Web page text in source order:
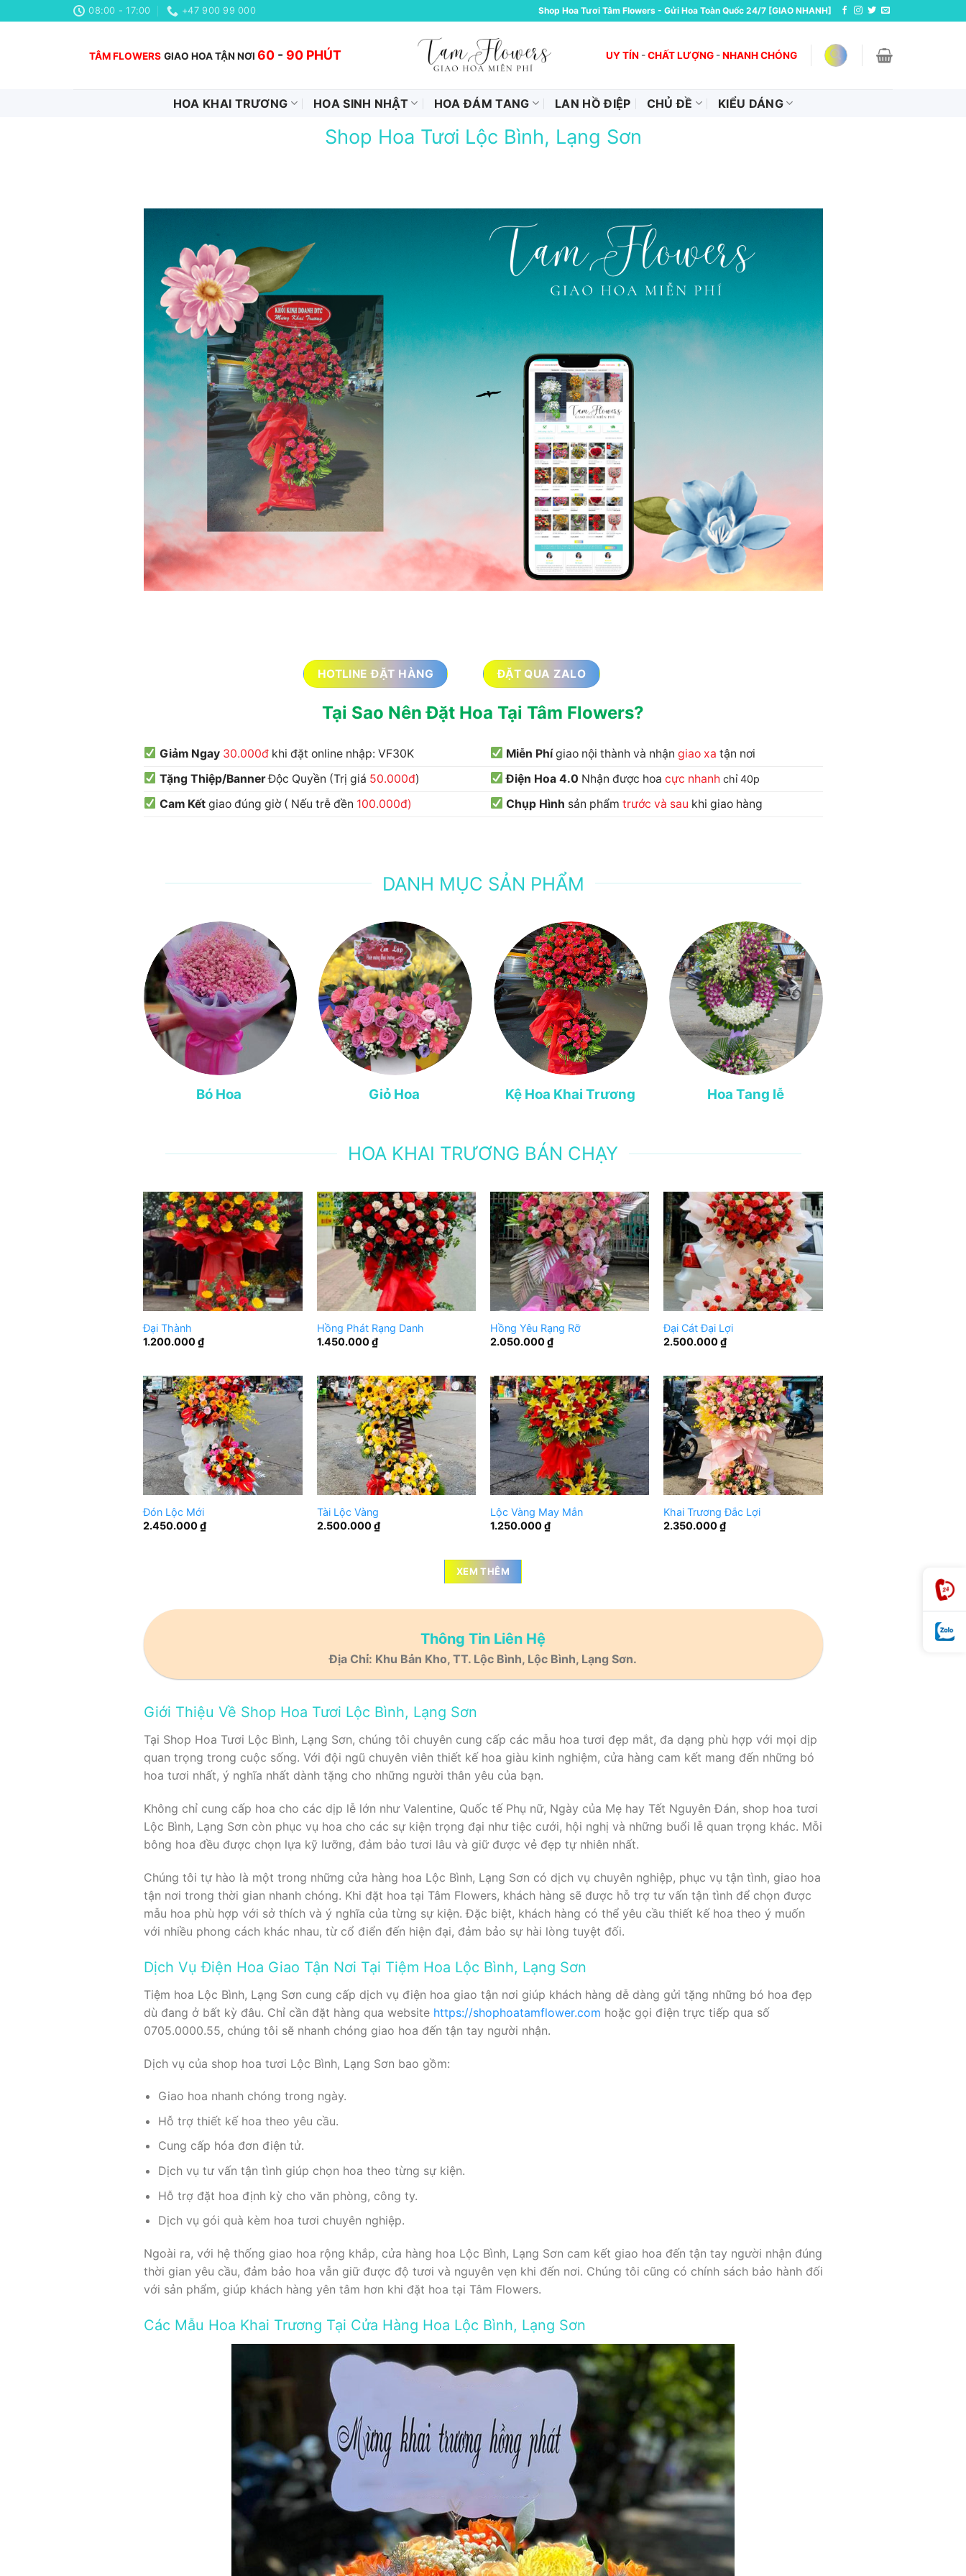
đến
08:00 - 17:00 +47 900 99 000 Shop Hoa Tươi Tâm Flowers - Gửi Hoa Toàn Quốc 24/7 [GIAO NHANH]
TÂM FLOWERS GIAO HOA TẬN NƠI 60 - 90 PHÚT UY TÍN -CHẤT LƯỢNG -NHANH CHÓNG
HOA KHAI TRƯƠNG HOA SINH NHẬT HOA ĐÁM TANG LAN HỒ ĐIỆP CHỦ ĐỀ KIỂU DÁNG
Shop Hoa Tươi Lộc Bình, Lạng Sơn
HOTLINE ĐẶT HÀNG ĐẶT QUA ZALO
Tại Sao Nên Đặt Hoa Tại Tâm Flowers?
Giảm Ngay 30.000đkhi đặt online nhập: VF30K Miễn Phígiao nội thành và nhận giao xa tận nơi
Tặng Thiệp/BannerĐộc Quyền (Trị giá 50.000đ) Điện Hoa 4.0 Nhận được hoa cực nhanh chỉ 40p
Cam Kếtgiao đúng giờ ( Nếu trễ đền 100.000đ) Chụp Hình sản phẩm trước và sau khi giao hàng
DANH MỤC SẢN PHẨM
Bó Hoa Giỏ Hoa Kệ Hoa Khai Trương Hoa Tang lễ
HOA KHAI TRƯƠNG BÁN CHẠY
Đại Thành
1.200.000₫
Hồng Phát Rạng Danh
1.450.000₫
Hồng Yêu Rạng Rỡ
2.050.000₫
Đại Cát Đại Lợi
2.500.000₫
Đón Lộc Mới
2.450.000₫
Tài Lộc Vàng
2.500.000₫
Lộc Vàng May Mắn
1.250.000₫
Khai Trương Đắc Lợi
2.350.000₫
XEM THÊM
Thông Tin Liên Hệ
Địa Chỉ: Khu Bản Kho, TT. Lộc Bình, Lộc Bình, Lạng Sơn.
Giới Thiệu Về Shop Hoa Tươi Lộc Bình, Lạng Sơn
Tại Shop Hoa Tươi Lộc Bình, Lạng Sơn, chúng tôi chuyên cung cấp các mẫu hoa tươi đẹp mắt, đa dạng phù hợp với mọi dịp
quan trọng trong cuộc sống. Với đội ngũ chuyên viên thiết kế hoa giàu kinh nghiệm, cửa hàng cam kết mang đến những bó
hoa tươi nhất, ý nghĩa nhất dành tặng cho những người thân yêu của bạn.
Không chỉ cung cấp hoa cho các dịp lễ lớn như Valentine, Quốc tế Phụ nữ, Ngày của Mẹ hay Tết Nguyên Đán, shop hoa tươi
Lộc Bình, Lạng Sơn còn phục vụ hoa cho các sự kiện trọng đại như tiệc cưới, hội nghị và những buổi lễ quan trọng khác. Mỗi
bông hoa đều được chọn lựa kỹ lưỡng, đảm bảo tươi lâu và giữ được vẻ đẹp tự nhiên nhất.
Chúng tôi tự hào là một trong những cửa hàng hoa Lộc Bình, Lạng Sơn có dịch vụ chuyên nghiệp, phục vụ tận tình, giao hoa
tận nơi trong thời gian nhanh chóng. Khi đặt hoa tại Tâm Flowers, khách hàng sẽ được hỗ trợ tư vấn tận tình để chọn được
mẫu hoa phù hợp với sở thích và ý nghĩa của từng sự kiện. Đặc biệt, khách hàng có thể yêu cầu thiết kế hoa theo ý muốn
với nhiều phong cách khác nhau, từ cổ điển đến hiện đại, đảm bảo sự hài lòng tuyệt đối.
Dịch Vụ Điện Hoa Giao Tận Nơi Tại Tiệm Hoa Lộc Bình, Lạng Sơn
Tiệm hoa Lộc Bình, Lạng Sơn cung cấp dịch vụ điện hoa giao tận nơi giúp khách hàng dễ dàng gửi tặng những bó hoa đẹp
dù đang ở bất kỳ đâu. Chỉ cần đặt hàng qua website https://shophoatamflower.com hoặc gọi điện trực tiếp qua số
0705.0000.55, chúng tôi sẽ nhanh chóng giao hoa đến tận tay người nhận.
Dịch vụ của shop hoa tươi Lộc Bình, Lạng Sơn bao gồm:
Giao hoa nhanh chóng trong ngày.
Hỗ trợ thiết kế hoa theo yêu cầu.
Cung cấp hóa đơn điện tử.
Dịch vụ tư vấn tận tình giúp chọn hoa theo từng sự kiện.
Hỗ trợ đặt hoa định kỳ cho văn phòng, công ty.
Dịch vụ gói quà kèm hoa tươi chuyên nghiệp.
Ngoài ra, với hệ thống giao hoa rộng khắp, cửa hàng hoa Lộc Bình, Lạng Sơn cam kết giao hoa đến tận tay người nhận đúng
thời gian yêu cầu, đảm bảo hoa vẫn giữ được độ tươi và nguyên vẹn khi đến nơi. Chúng tôi cũng có chính sách bảo hành đối
với sản phẩm, giúp khách hàng yên tâm hơn khi đặt hoa tại Tâm Flowers.
Các Mẫu Hoa Khai Trương Tại Cửa Hàng Hoa Lộc Bình, Lạng Sơn